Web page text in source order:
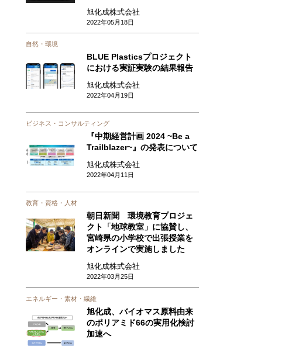
旭化成株式会社
2022年05月18日
自然・環境
BLUE Plasticsプロジェクト
における実証実験の結果報告
旭化成株式会社
2022年04月19日
ビジネス・コンサルティング
『中期経営計画 2024 ~Be a
Trailblazer~』の発表について
旭化成株式会社
2022年04月11日
教育・資格・人材
朝日新聞 環境教育プロジェ
クト「地球教室」に協賛し、
宮崎県の小学校で出張授業を
オンラインで実施しました
旭化成株式会社
2022年03月25日
エネルギー・素材・繊維
旭化成、バイオマス原料由来
のポリアミド66の実用化検討
加速へ